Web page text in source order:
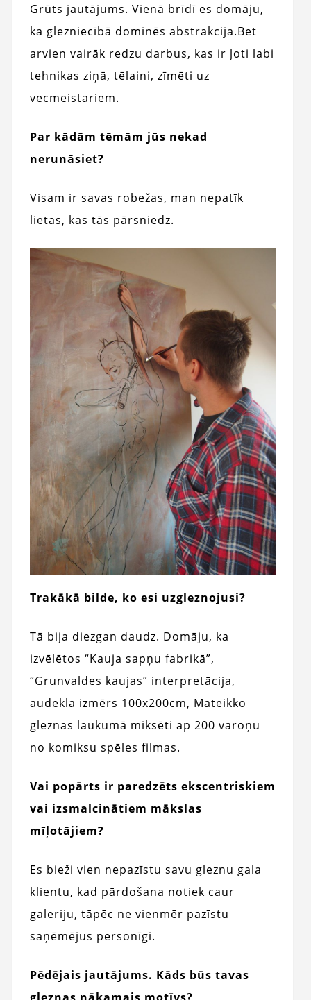
Grūts jautājums. Vienā brīdī es domāju,
ka glezniecībā dominēs abstrakcija.Bet
arvien vairāk redzu darbus, kas ir ļoti labi
tehnikas ziņā, tēlaini, zīmēti uz
vecmeistariem.
Par kādām tēmām jūs nekad
nerunāsiet?
Visam ir savas robežas, man nepatīk
lietas, kas tās pārsniedz.
Trakākā bilde, ko esi uzgleznojusi?
Tā bija diezgan daudz. Domāju, ka
izvēlētos “Kauja sapņu fabrikā”,
“Grunvaldes kaujas” interpretācija,
audekla izmērs 100x200cm, Mateikko
gleznas laukumā miksēti ap 200 varoņu
no komiksu spēles filmas.
Vai popārts ir paredzēts ekscentriskiem
vai izsmalcinātiem mākslas
mīļotājiem?
Es bieži vien nepazīstu savu gleznu gala
klientu, kad pārdošana notiek caur
galeriju, tāpēc ne vienmēr pazīstu
saņēmējus personīgi.
Pēdējais jautājums. Kāds būs tavas